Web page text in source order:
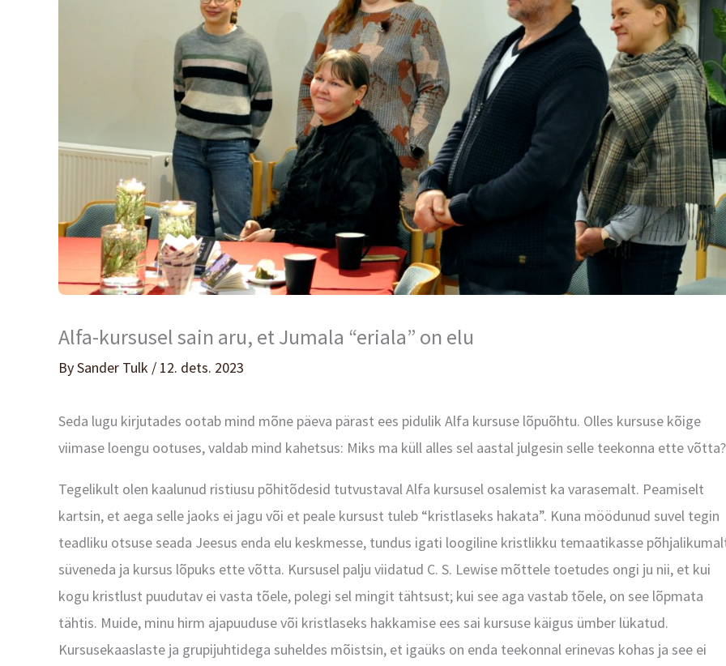
Alfa-kursusel sain aru, et Jumala “eriala” on elu
BySander Tulk / 12. dets. 2023
Seda lugu kirjutades ootab mind mõne päeva pärast ees pidulik Alfa kursuse lõpuõhtu. Olles kursuse kõige
viimase loengu ootuses, valdab mind kahetsus: Miks ma küll alles sel aastal julgesin selle teekonna ette
Tegelikult olen kaalunud ristiusu põhitõdesid tutvustaval Alfa kursusel osalemist ka varasemalt. Peamiselt
kartsin, et aega selle jaoks ei jagu või et peale kursust tuleb “kristlaseks hakata”. Kuna möödunud suvel tegin
teadliku otsuse seada Jeesus enda elu keskmesse, tundus igati loogiline kristlikku temaatikasse
süveneda ja kursus lõpuks ette võtta. Kursusel palju viidatud C. S. Lewise mõttele toetudes ongi ju nii, et kui
kogu kristlust puudutav ei vasta tõele, polegi sel mingit tähtsust; kui see aga vastab tõele, on see lõpmata
tähtis. Muide, minu hirm ajapuuduse või kristlaseks hakkamise ees sai kursuse käigus ümber lükatud.
Kursusekaaslaste ja grupijuhtidega suheldes mõistsin, et igaüks on enda teekonnal erinevas kohas ja see ei